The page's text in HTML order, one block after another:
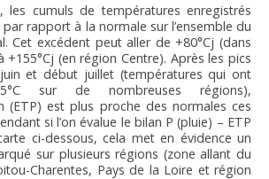
les cumuls de températures enregistrés
rapport à la normale sur l’ensemble du
Cet excédent peut aller de +80°Cj (dans
+155°Cj (en région Centre). Après les pics
et début juillet (températures qui ont
sur de nombreuses régions),
(ETP) est plus proche des normales ces
si l’on évalue le bilan P (pluie) – ETP
ci-dessous, cela met en évidence un
sur plusieurs régions (zone allant du
Charentes, Pays de la Loire et région